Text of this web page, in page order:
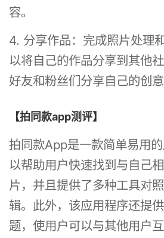
容。
4. 分享作品：完成照片处理
以将自己的作品分享到其他
好友和粉丝们分享自己的创意
【拍同款app测评】
拍同款App是一款简单易用
以帮助用户快速找到与自己
片，并且提供了多种工具对
辑。此外，该应用程序还提
题，使用户可以与其他用户